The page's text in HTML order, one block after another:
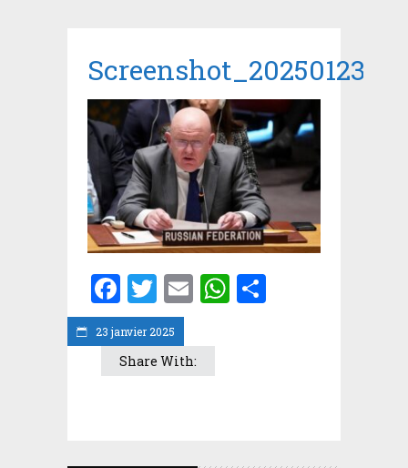
23 janvier 2025
Facebook
Twitter
EmailWhatsApp
Share With: